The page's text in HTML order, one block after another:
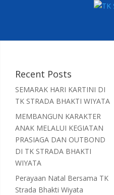
Recent Posts
SEMARAK HARI KARTINI DI
TK STRADA BHAKTI WIYATA
MEMBANGUN KARAKTER
ANAK MELALUI KEGIATAN
PRASIAGA DAN OUTBOND
DI TK STRADA BHAKTI
WIYATA
Perayaan Natal Bersama TK
Strada Bhakti Wiyata